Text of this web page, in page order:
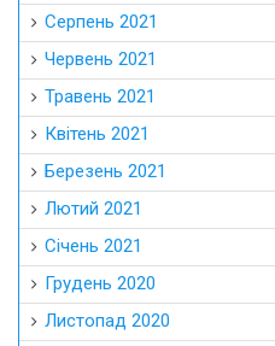
Серпень 2021
Червень 2021
Травень 2021
Квітень 2021
Березень 2021
Лютий 2021
Січень 2021
Грудень 2020
Листопад 2020